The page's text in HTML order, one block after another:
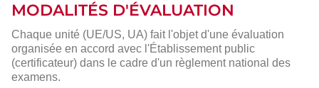
MODALITÉS D'ÉVALUATION
Chaque unité (UE/US, UA) fait l'objet d'une évaluation
organisée en accord avec l'Établissement public
(certificateur) dans le cadre d'un règlement national des
examens.